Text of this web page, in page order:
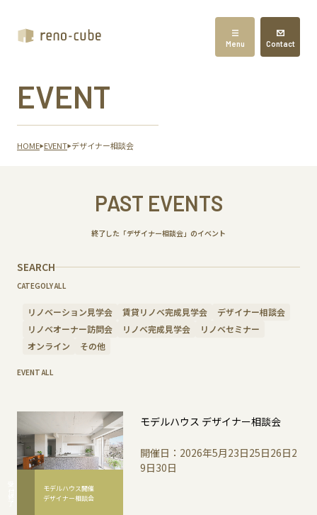
Menu Contact
EVENT
HOME EVENT デザイナー相談会
PAST EVENTS
終了した「デザイナー相談会」のイベント
SEARCH
CATEGOLY ALL
リノベーション見学会 賃貸リノベ完成見学会
デザイナー相談会
リノベオーナー訪問会
リノベ完成見学会
リノベセミナー
オンライン
その他
EVENT ALL
モデルハウス開催
デザイナー相談会
モデルハウス デザイナー相談会
開催日：2026年5月23日25日26日2
9日30日